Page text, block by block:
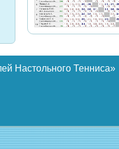
Настольного Тенниса»